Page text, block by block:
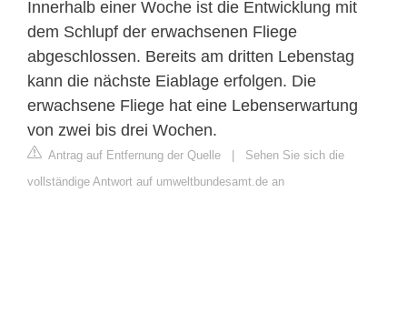
Innerhalb einer Woche ist die Entwicklung mit
dem Schlupf der erwachsenen Fliege
abgeschlossen. Bereits am dritten Lebenstag
kann die nächste Eiablage erfolgen. Die
erwachsene Fliege hat eine Lebenserwartung
von zwei bis drei Wochen.
Antrag auf Entfernung der Quelle | Sehen Sie sich die
vollständige Antwort auf umweltbundesamt.de an